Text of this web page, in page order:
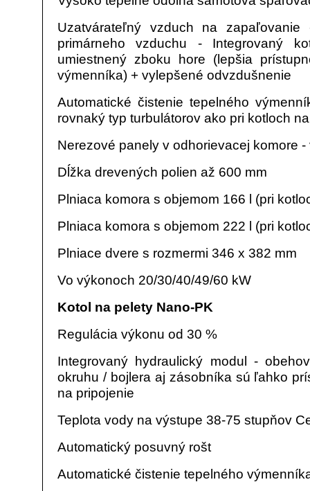
Uzatvárateľný vzduch na
primárneho vzduchu - Integrovaný
umiestnený zboku hore (lepšia
výmenníka) + vylepšené odvzdušnenie
Automatické čistenie tepelného
rovnaký typ turbulátorov ako pri kotloch
Nerezové panely v odhorievacej komore
Dĺžka drevených polien až 600 mm
Plniaca komora s objemom 166 l (pri
Plniaca komora s objemom 222 l (pri
Plniace dvere s rozmermi 346 x 382 mm
Vo výkonoch 20/30/40/49/60 kW
Kotol na pelety Nano-PK
Regulácia výkonu od 30 %
Integrovaný hydraulický modul -
okruhu / bojlera aj zásobníka sú ľahko
na pripojenie
Teplota vody na výstupe 38-75 stupňov
Automatický posuvný rošt
Automatické čistenie tepelného